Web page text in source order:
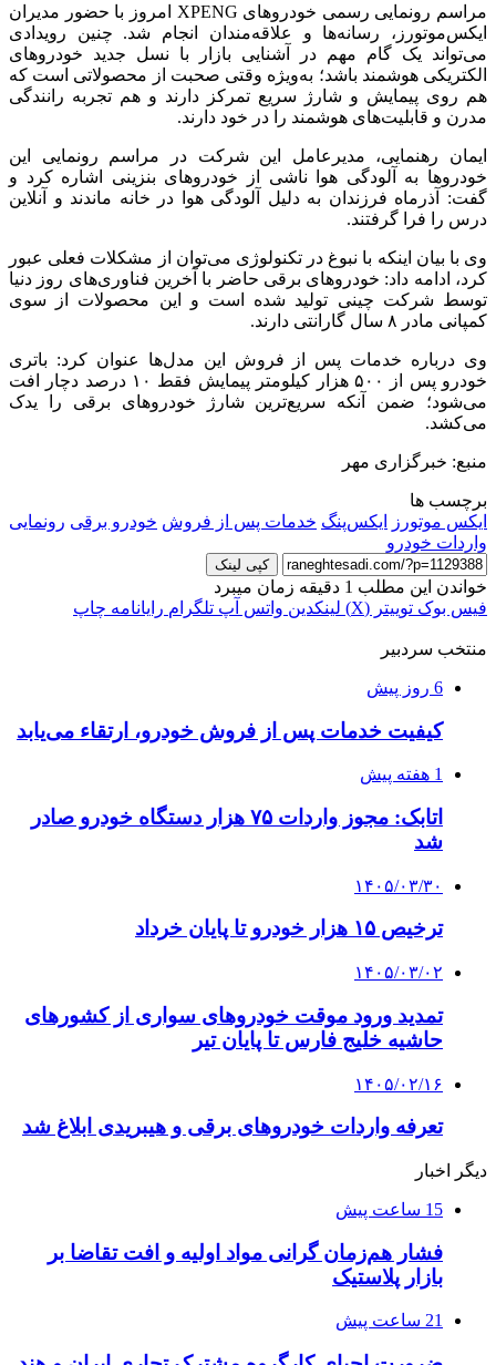
مراسم رونمایی رسمی خودروهای XPENG امروز با حضور مدیران
ایکس‌موتورز ، رسانه‌ها و علاقه‌مندان انجام شد. چنین رویدادی
می‌تواند یک گام مهم در آشنایی بازار با نسل جدید خودروهای
الکتریکی هوشمند باشد؛ به‌ویژه وقتی صحبت از محصولاتی است که
هم روی پیمایش و شارژ سریع تمرکز دارند و هم تجربه رانندگی
مدرن و قابلیت‌های هوشمند را در خود دارند.
ایمان رهنمایی، مدیرعامل این شرکت در مراسم رونمایی این
خودروها به آلودگی هوا ناشی از خودروهای بنزینی اشاره کرد و
گفت: آذرماه فرزندان به دلیل آلودگی هوا در خانه ماندند و آنلاین
درس را فرا گرفتند.
وی با بیان اینکه با نبوغ در تکنولوژی می‌توان از مشکلات فعلی عبور
کرد، ادامه داد: خودروهای برقی حاضر با آخرین فناوری‌های روز دنیا
توسط شرکت چینی تولید شده است و این محصولات از سوی
کمپانی مادر ۸ سال گارانتی دارند.
وی درباره خدمات پس از فروش این مدل‌ها عنوان کرد: باتری
خودرو پس از ۵۰۰ هزار کیلومتر پیمایش فقط ۱۰ درصد دچار افت
می‌شود؛ ضمن آنکه سریع‌ترین شارژ خودروهای برقی را یدک
می‌کشد.
منبع: خبرگزاری مهر
برچسب ها
ایکس‌ موتورز
ایکس‌پنگ خدمات پس از فروش خودرو برقی رونمایی
واردات خودرو
کپی لینک
خواندن این مطلب 1 دقیقه زمان میبرد
فیس بوک توییتر (X) لینکدین واتس آپ تلگرام رایانامه چاپ
منتخب سردبیر
6 روز پیش
کیفیت خدمات پس از فروش خودرو، ارتقاء می‌یابد
1 هفته پیش
اتابک: مجوز واردات ۷۵ هزار دستگاه خودرو صادر
شد
۱۴۰۵/۰۳/۳۰
ترخیص ۱۵ هزار خودرو تا پایان خرداد
۱۴۰۵/۰۳/۰۲
تمدید ورود موقت خودروهای سواری از کشورهای
حاشیه خلیج فارس تا پایان تیر
۱۴۰۵/۰۲/۱۶
تعرفه واردات خودروهای برقی و هیبریدی ابلاغ شد
دیگر اخبار
15 ساعت پیش
فشار هم‌زمان گرانی مواد اولیه و افت تقاضا بر
بازار پلاستیک
21 ساعت پیش